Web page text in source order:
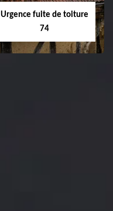
Urgence fuite de toiture
74